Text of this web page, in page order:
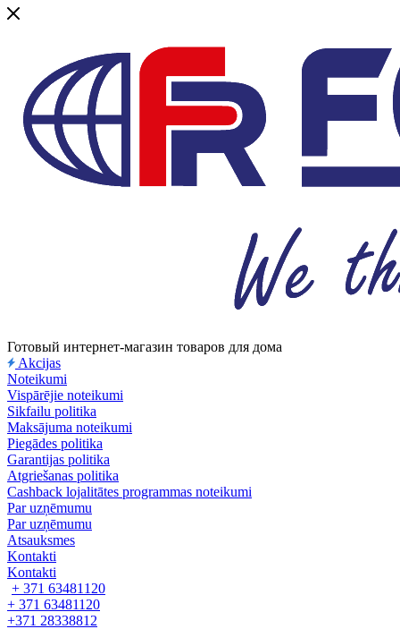
Готовый интернет-магазин товаров для дома
Akcijas
Noteikumi
Vispārējie noteikumi
Sikfailu politika
Maksājuma noteikumi
Piegādes politika
Garantijas politika
Atgriešanas politika
Cashback lojalitātes programmas noteikumi
Par uzņēmumu
Par uzņēmumu
Atsauksmes
Kontakti
Kontakti
+ 371 63481120
+ 371 63481120
+371 28338812